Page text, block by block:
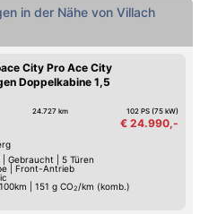
in der Nähe von Villach
City Pro Ace City
Doppelkabine 1,5
24.727 km 102 PS (75 kW)
€ 24.990,-
| Gebraucht
5 Türen
| Front-Antrieb
151 g CO2 /km (komb.)